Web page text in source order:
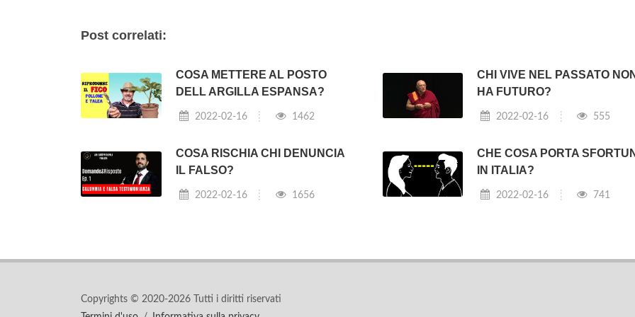
Post correlati:
COSA METTERE AL POSTO
DELL ARGILLA ESPANSA?
2022-02-16 1462
CHI VIVE NEL PASSATO
HA FUTURO?
2022-02-16 555
COSA RISCHIA CHI DENUNCIA
IL FALSO?
2022-02-16 1656
CHE COSA PORTA
IN ITALIA?
2022-02-16 741
Copyrights © 2020-2026 Tutti i diritti riservati